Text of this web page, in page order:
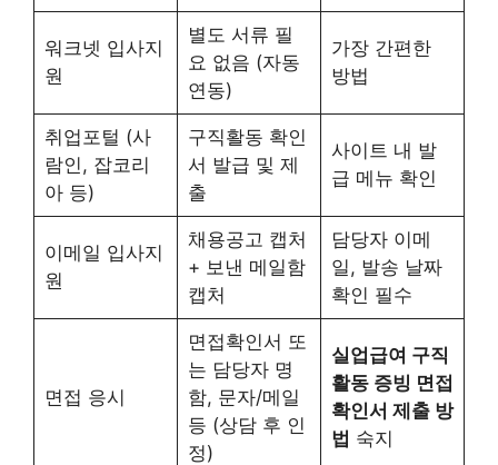
워크넷 입사지
원
별도 서류 필
요 없음 (자동
연동)
가장 간편한
방법
취업포털 (사
람인, 잡코리
아 등)
구직활동 확인
서 발급 및 제
출
사이트 내 발
급 메뉴 확인
이메일 입사지
원
채용공고 캡처
+ 보낸 메일함
캡처
담당자 이메
일, 발송 날짜
확인 필수
면접 응시
면접확인서 또
는 담당자 명
함, 문자/메일
등 (상담 후 인
정)
실업급여 구직
활동 증빙 면접
확인서 제출 방
법 숙지